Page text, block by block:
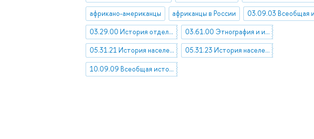
африкано-американцы африканцы в России
03.29.00 История отдельных процессов, сторон и явлений человеческой деятельности 03.61.00 Этнография и историческая антропология
05.31.21 История населения стран Африки 05.31.23 История населения стран Америки
10.09.09 Всеобщая история государства и права